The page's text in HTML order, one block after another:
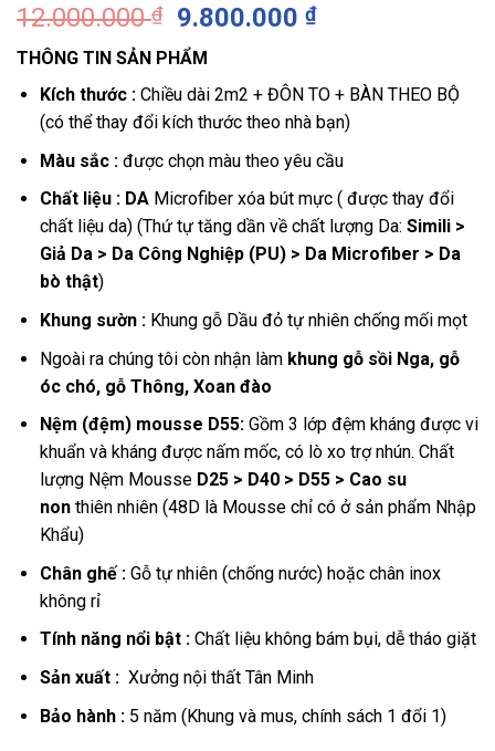
12.000.000₫
Giá
gốc
là:
12.000.000 ₫.
9.800.000₫Giá
là:
9.800.000 ₫.
THÔNG TIN SẢN PHẨM
Kích thước:Chiều dài 2m2 + ĐÔN TO + BÀN THEO BỘ
(có thể thay đổi kích thước theo nhà bạn)
Màu sắc :được chọn màu theo yêu cầu
Chất liệu : DAMicrofiber xóa bút mực ( được thay đổi
chất liệu da) (Thứ tự tăng dần về chất lượng Da: Simili >
Giả Da > Da Công Nghiệp (PU) > Da Microfiber > Da
bò thật)
Khung sườn :Khung gỗ Dầu đỏ tự nhiên chống mối mọt
Ngoài ra chúng tôi còn nhận làm khung gỗ sồi Nga, gỗ
óc chó, gỗ Thông, Xoan đào
Nệm (đệm) mousse D55:Gồm 3 lớp đệm kháng được vi
khuẩn và kháng được nấm mốc, có lò xo trợ nhún. Chất
lượng Nệm Mousse D25 > D40 > D55 > Cao su
nonthiên nhiên (48D là Mousse chỉ có ở sản phẩm Nhập
Khẩu)
Chân ghế :Gỗ tự nhiên (chống nước) hoặc chân inox
không rỉ
Tính năng nổi bật :Chất liệu không bám bụi, dễ tháo giặt
Sản xuất : Xưởng nội thất Tân Minh
Bảo hành :5 năm (Khung và mus, chính sách 1 đổi 1)